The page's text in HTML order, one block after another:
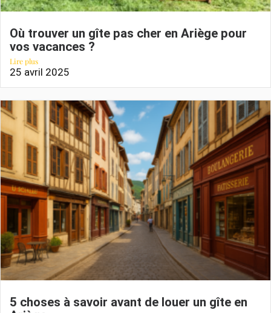
Où trouver un gîte pas cher en Ariège pour
vos vacances ?
Lire plus
25 avril 2025
5 choses à savoir avant de louer un gîte en